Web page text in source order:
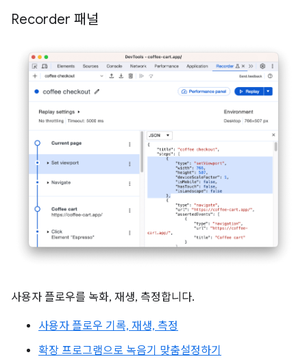
Recorder 패널
사용자 플로우를 녹화, 재생, 측정합니다.
사용자 플로우 기록, 재생, 측정
확장 프로그램으로 녹음기 맞춤설정하기